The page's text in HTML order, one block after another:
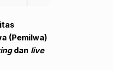
(Pemilwa)
dan live